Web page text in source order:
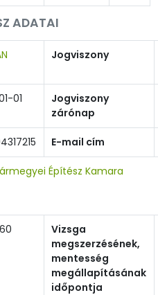
ADATAI
Jogviszony
01
Jogviszony
zárónap
E-mail cím
Építész Kamara
Vizsga
megszerzésének,
mentesség
megállapításának
időpontja